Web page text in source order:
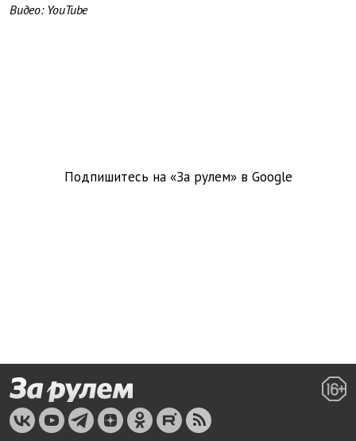
Видео: YouTube
Подпишитесь на «За рулем» в Google